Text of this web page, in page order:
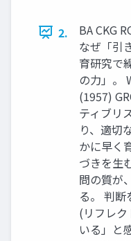
2.
BA CKG
なぜ「引
育研究で
の力」。
(1957)
ティブリ
り、適切
かに早く
づきを生
問の質が
る。 判
(リフレ
いる」と